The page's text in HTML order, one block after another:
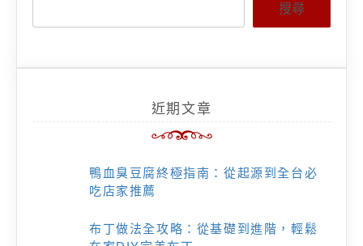
搜尋
近期文章
鴨血臭豆腐終極指南：從起源到全台必
吃店家推薦
布丁做法全攻略：從基礎到進階，輕鬆